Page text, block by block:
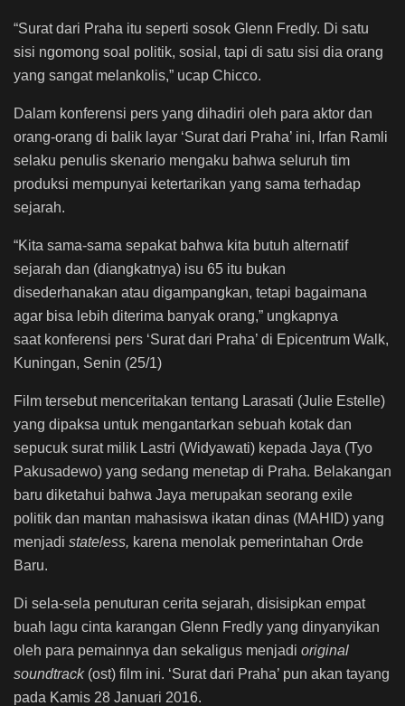
“Surat dari Praha itu seperti sosok Glenn Fredly. Di satu
sisi ngomong soal politik, sosial, tapi di satu sisi dia orang
yang sangat melankolis,” ucap Chicco.
Dalam konferensi pers yang dihadiri oleh para aktor dan
orang-orang di balik layar ‘Surat dari Praha’ ini, Irfan Ramli
selaku penulis skenario mengaku bahwa seluruh tim
produksi mempunyai ketertarikan yang sama terhadap
sejarah.
“Kita sama-sama sepakat bahwa kita butuh alternatif
sejarah dan (diangkatnya) isu 65 itu bukan
disederhanakan atau digampangkan, tetapi bagaimana
agar bisa lebih diterima banyak orang,” ungkapnya
saat konferensi pers ‘Surat dari Praha’ di Epicentrum Walk,
Kuningan, Senin (25/1)
Film tersebut menceritakan tentang Larasati (Julie Estelle)
yang dipaksa untuk mengantarkan sebuah kotak dan
sepucuk surat milik Lastri (Widyawati) kepada Jaya (Tyo
Pakusadewo) yang sedang menetap di Praha. Belakangan
baru diketahui bahwa Jaya merupakan seorang exile
politik dan mantan mahasiswa ikatan dinas (MAHID) yang
menjadi stateless, karena menolak pemerintahan Orde
Baru.
Di sela-sela penuturan cerita sejarah, disisipkan empat
buah lagu cinta karangan Glenn Fredly yang dinyanyikan
oleh para pemainnya dan sekaligus menjadi original
soundtrack(ost) film ini. ‘Surat dari Praha’ pun akan tayang
pada Kamis 28 Januari 2016.